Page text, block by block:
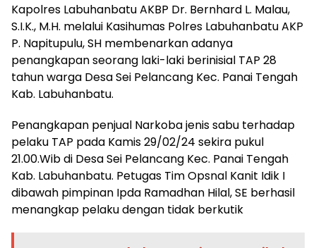
Kapolres Labuhanbatu AKBP Dr. Bernhard L. Malau,
S.I.K., M.H. melalui Kasihumas Polres Labuhanbatu AKP
P. Napitupulu, SH membenarkan adanya
penangkapan seorang laki-laki berinisial TAP 28
tahun warga Desa Sei Pelancang Kec. Panai Tengah
Kab. Labuhanbatu.
Penangkapan penjual Narkoba jenis sabu terhadap
pelaku TAP pada Kamis 29/02/24 sekira pukul
21.00.Wib di Desa Sei Pelancang Kec. Panai Tengah
Kab. Labuhanbatu. Petugas Tim Opsnal Kanit Idik I
dibawah pimpinan Ipda Ramadhan Hilal, SE berhasil
menangkap pelaku dengan tidak berkutik